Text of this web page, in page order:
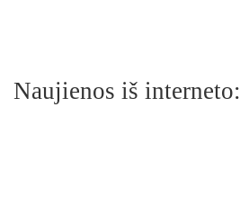
Naujienos iš interneto: